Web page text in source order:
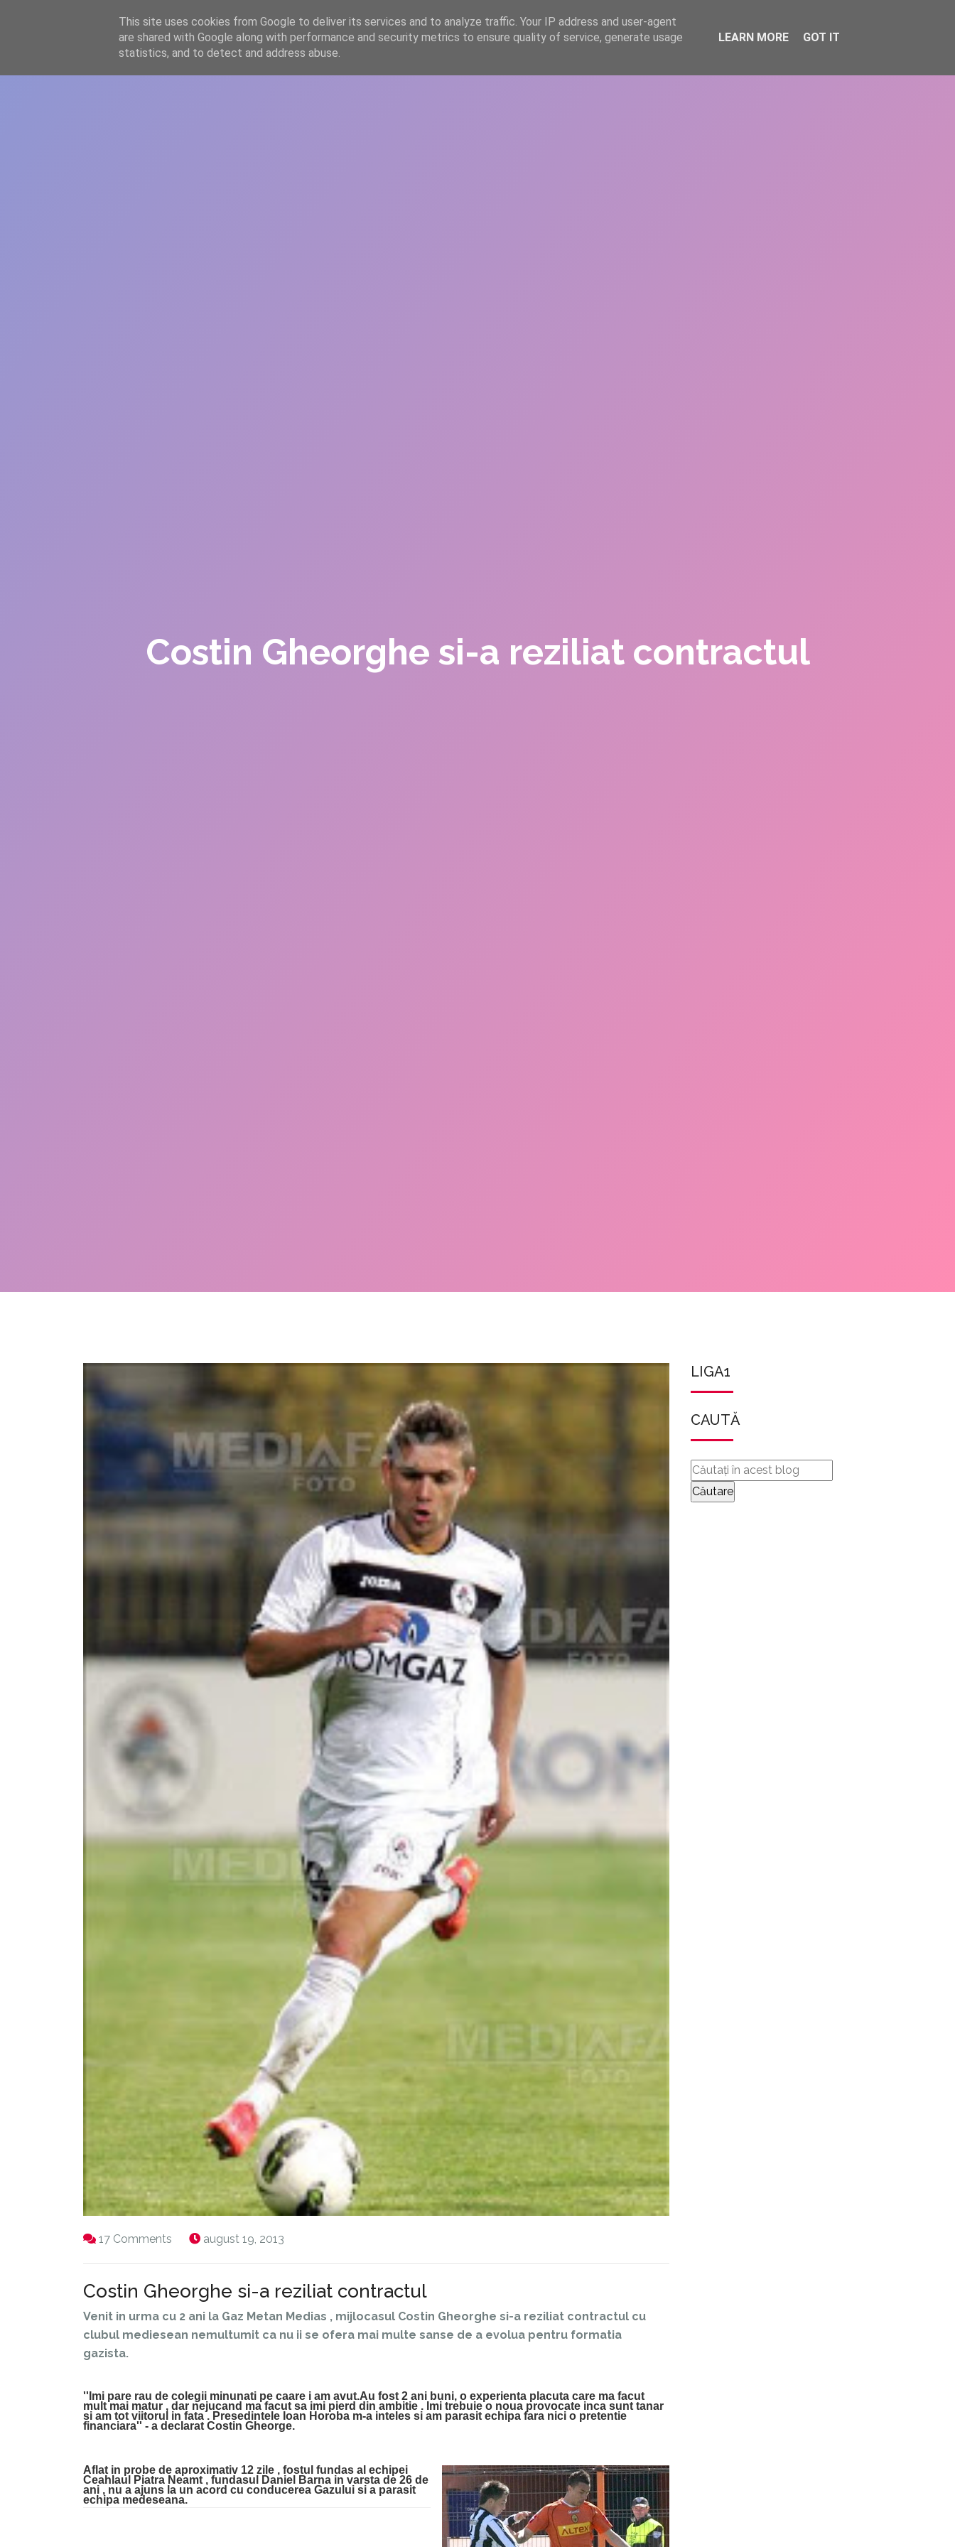
WWW.GAZISTI.RO HOME ARTICOLE DESPRE ECHIPĂ REPERE DONEAZĂ ARTICOLE CONTACT
Costin Gheorghe si-a reziliat contractul
17 Comments august 19, 2013
Costin Gheorghe si-a reziliat contractul
Venit in urma cu 2 ani la Gaz Metan Medias , mijlocasul Costin Gheorghe si-a reziliat contractul cu
clubul mediesean nemultumit ca nu ii se ofera mai multe sanse de a evolua pentru formatia
gazista.
''Imi pare rau de colegii minunati pe caare i am avut.Au fost 2 ani buni, o experienta placuta care ma facut
mult mai matur , dar nejucand ma facut sa imi pierd din ambitie . Imi trebuie o noua provocate inca sunt tanar
si am tot viitorul in fata . Presedintele Ioan Horoba m-a inteles si am parasit echipa fara nici o pretentie
financiara'' - a declarat Costin Gheorge.
Aflat in probe de aproximativ 12 zile , fostul fundas al echipei
Ceahlaul Piatra Neamt , fundasul Daniel Barna in varsta de 26 de
ani , nu a ajuns la un acord cu conducerea Gazului si a parasit
echipa medeseana.
LIGA1
CAUTĂ
This site uses cookies from Google to deliver its services and to analyze traffic. Your IP address and user-agent
are shared with Google along with performance and security metrics to ensure quality of service, generate usage
statistics, and to detect and address abuse.
LEARN MORE GOT IT